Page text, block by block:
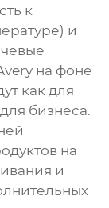
к
и
на фоне
как для
бизнеса.
на
и